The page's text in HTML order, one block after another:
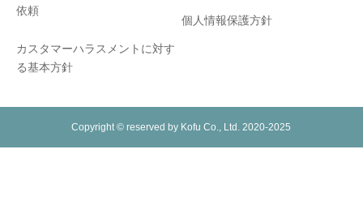
依頼
個人情報保護方針
カスタマーハラスメントに対す
る基本方針
Copyright © reserved by Kofu Co., Ltd. 2020-2025